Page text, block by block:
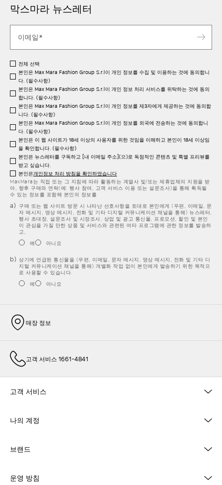
막스마라 뉴스레터
전체 선택
본인은 Max Mara Fashion Group S.r.l이 개인 정보를 수집 및 이용하는 것에 동의합니
다. (필수사항)
본인은 Max Mara Fashion Group S.r.l이 개인 정보 처리 서비스를 위탁하는 것에 동의
합니다. (필수사항)
본인은 Max Mara Fashion Group S.r.l이 개인 정보를 제3자에게 제공하는 것에 동의합
니다. (필수사항)
본인은 Max Mara Fashion Group S.r.l이 개인 정보를 외국에 전송하는 것에 동의합니
다. (필수사항)
본인은 이 웹 사이트가 18세 이상의 사용자를 위한 것임을 이해하고 본인이 18세 이상임
을 확인합니다. (필수사항)
본인은 뉴스레터를 구독하고 [내 이메일 주소](으)로 독점적인 콘텐츠 및 특별 프리뷰를
받고 싶습니다.
본인은개인정보 처리 방침을 확인하였습니다
MaxMara는 직접 또는 그 지침에 따라 활동하는 계열사 및/또는 제휴업체의 지원을 받
아, 향후 구매와 연락(예: 행사 참여, 고객 서비스 이용 또는 설문조사)을 통해 획득될
수 있는 정보를 포함해 본인의 정보를
구매 또는 웹 사이트 방문 시 나타난 선호사항을 토대로 본인에게 (우편, 이메일, 문
자 메시지, 영상 메시지, 전화 및 기타 디지털 커뮤니케이션 채널을 통해) 뉴스레터,
행사 초대장, 설문조사 및 시장조사, 상업 및 광고 통신물, 프로모션, 할인 및 본인
이 관심을 가질 만한 상품 및 서비스와 관련된 여타 프로그램에 관한 정보를 발송하
고,
예
아니요
상기에 언급된 통신물을 (우편, 이메일, 문자 메시지, 영상 메시지, 전화 및 기타 디
지털 커뮤니케이션 채널을 통해) 개별화 작업 없이 본인에게 발송하기 위한 목적으
로 사용할 수 있습니다.
예
아니요
매장 정보
고객 서비스 1661-4841
고객 서비스
나의 계정
브랜드
운영 방침